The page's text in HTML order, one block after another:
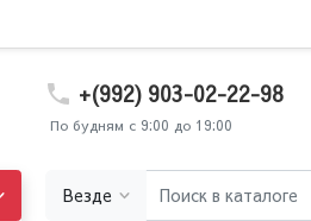
+(992) 903-02-22-98
По будням с 9:00 до 19:00
Везде